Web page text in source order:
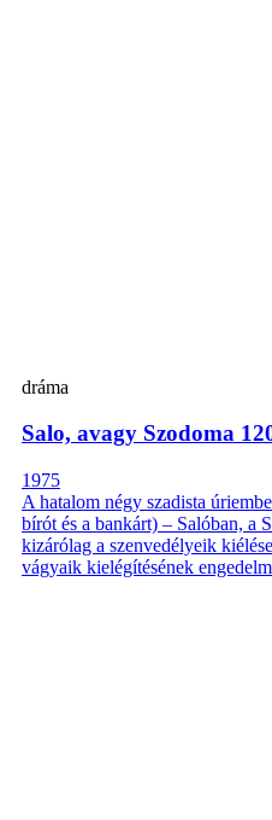
dráma
Salo, avagy Szodoma
1975
A hatalom négy szadista
bírót és a bankárt) – Salóban, a
kizárólag a szenvedélyeik
vágyaik kielégítésének